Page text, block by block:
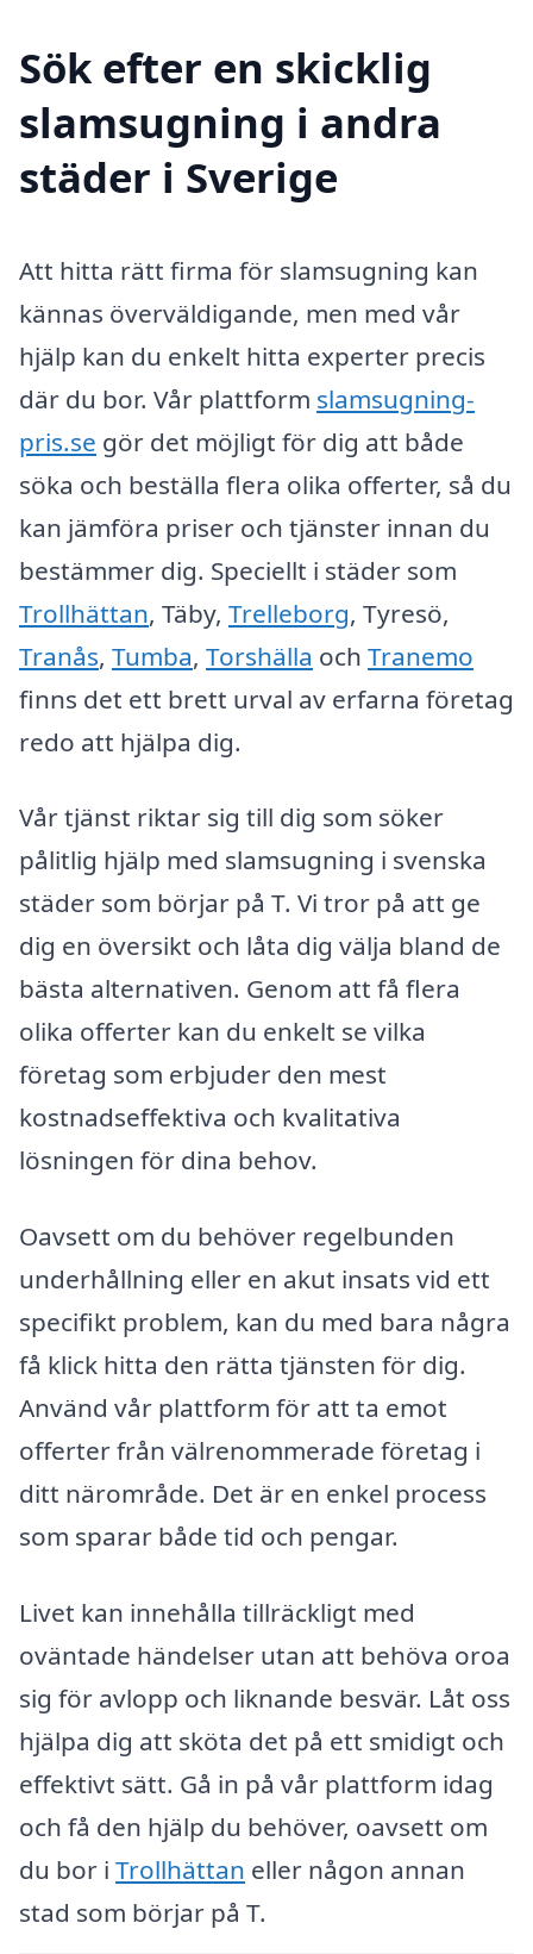
Sök efter en skicklig
slamsugning i andra
städer i Sverige
Att hitta rätt firma för slamsugning kan
kännas överväldigande, men med vår
hjälp kan du enkelt hitta experter precis
där du bor. Vår plattform slamsugning-
pris.se gör det möjligt för dig att både
söka och beställa flera olika offerter, så du
kan jämföra priser och tjänster innan du
bestämmer dig. Speciellt i städer som
Trollhättan, Täby, Trelleborg, Tyresö,
Tranås, Tumba, Torshälla och Tranemo
finns det ett brett urval av erfarna företag
redo att hjälpa dig.
Vår tjänst riktar sig till dig som söker
pålitlig hjälp med slamsugning i svenska
städer som börjar på T. Vi tror på att ge
dig en översikt och låta dig välja bland de
bästa alternativen. Genom att få flera
olika offerter kan du enkelt se vilka
företag som erbjuder den mest
kostnadseffektiva och kvalitativa
lösningen för dina behov.
Oavsett om du behöver regelbunden
underhållning eller en akut insats vid ett
specifikt problem, kan du med bara några
få klick hitta den rätta tjänsten för dig.
Använd vår plattform för att ta emot
offerter från välrenommerade företag i
ditt närområde. Det är en enkel process
som sparar både tid och pengar.
Livet kan innehålla tillräckligt med
oväntade händelser utan att behöva oroa
sig för avlopp och liknande besvär. Låt oss
hjälpa dig att sköta det på ett smidigt och
effektivt sätt. Gå in på vår plattform idag
och få den hjälp du behöver, oavsett om
du bor i Trollhättan eller någon annan
stad som börjar på T.